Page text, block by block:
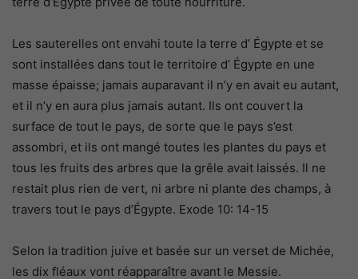
Les sauterelles ont envahi toute la terre d’ Égypte et se
sont installées dans tout le territoire d’ Égypte en une
masse épaisse; jamais auparavant il n’y en avait eu autant,
et il n’y en aura plus jamais autant. Ils ont couvert la
surface de tout le pays, de sorte que le pays s’est
assombri, et ils ont mangé toutes les plantes du pays et
tous les fruits des arbres que la grêle avait laissés. Il ne
restait plus rien de vert, ni arbre ni plante des champs, à
travers tout le pays d’Égypte. Exode 10: 14-15
Selon la tradition juive et basée sur un verset de Michée,
les dix fléaux vont réapparaître avant le Messie.